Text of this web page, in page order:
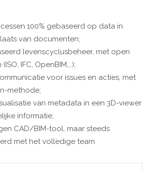
100% gebaseerd op data in
van documenten;
levenscyclusbeheer, met open
IFC, OpenBIM,…);
voor issues en acties, met
methode;
van metadata in een 3D-viewer
informatie;
CAD/BIM-tool, maar steeds
met het volledige team